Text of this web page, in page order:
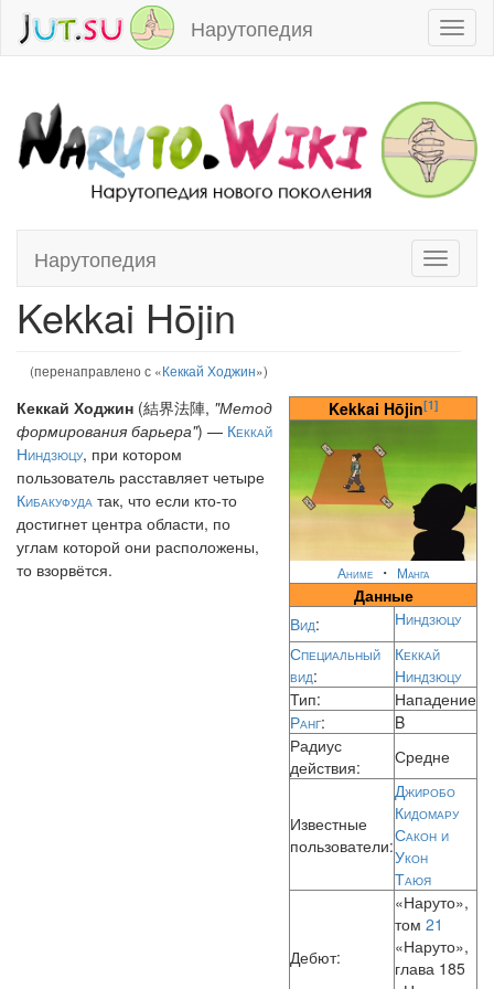
Нарутопедия
Toggle
Нарутопедия
Перейти к:навигация,поиск
Kekkai Hōjin
(перенаправлено с «Кеккай Ходжин»)
Kekkai Hōjin[1]
Аниме ・ Манга
Данные
Вид:
Ниндзюцу
Специальный
вид:
Кеккай
Ниндзюцу
Тип:
Нападение
Ранг:
B
Радиус
действия:
Средне
Известные
пользователи:
Джиробо
Кидомару
Сакон и
Укон
Таюя
Дебют:
«Наруто»,
том 21
«Наруто»,
глава 185
Кеккай Ходжин (結界法陣, "Метод
формирования барьера") — Кеккай
Ниндзюцу, при котором
пользователь расставляет четыре
Кибакуфуда так, что если кто-то
достигнет центра области, по
углам которой они расположены,
то взорвётся.